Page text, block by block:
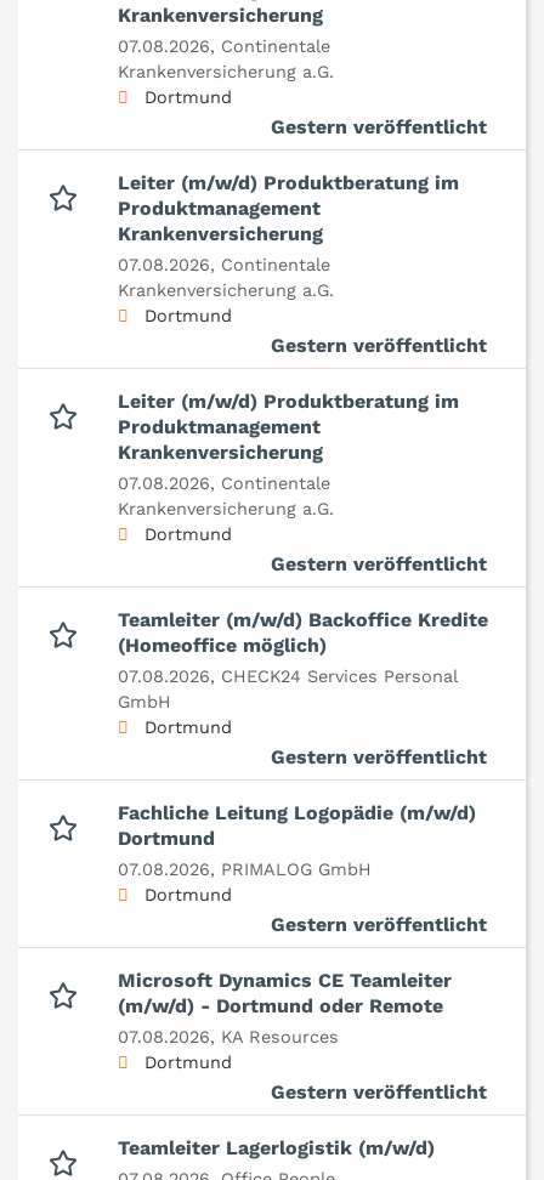
Krankenversicherung
07.08.2026, Continentale
Krankenversicherung a.G.
Dortmund
Gestern veröffentlicht
Leiter (m/w/d) Produktberatung im
Produktmanagement
Krankenversicherung
07.08.2026, Continentale
Krankenversicherung a.G.
Dortmund
Gestern veröffentlicht
Leiter (m/w/d) Produktberatung im
Produktmanagement
Krankenversicherung
07.08.2026, Continentale
Krankenversicherung a.G.
Dortmund
Gestern veröffentlicht
Teamleiter (m/w/d) Backoffice Kredite
(Homeoffice möglich)
07.08.2026, CHECK24 Services Personal
GmbH
Dortmund
Gestern veröffentlicht
Fachliche Leitung Logopädie (m/w/d)
Dortmund
07.08.2026, PRIMALOG GmbH
Dortmund
Gestern veröffentlicht
Microsoft Dynamics CE Teamleiter
(m/w/d) - Dortmund oder Remote
07.08.2026, KA Resources
Dortmund
Gestern veröffentlicht
Teamleiter Lagerlogistik (m/w/d)